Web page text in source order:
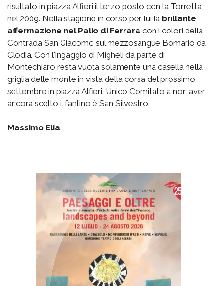
risultato in piazza Alfieri il terzo posto con la Torretta
nel 2009. Nella stagione in corso per lui la brillante
affermazione nel Palio di Ferrara con i colori della
Contrada San Giacomo sul mezzosangue Bomario da
Clodia. Con l'ingaggio di Migheli da parte di
Montechiaro resta vuota solamente una casella nella
griglia delle monte in vista della corsa del prossimo
settembre in piazza Alfieri. Unico Comitato a non aver
ancora scelto il fantino è San Silvestro.
Massimo Elia